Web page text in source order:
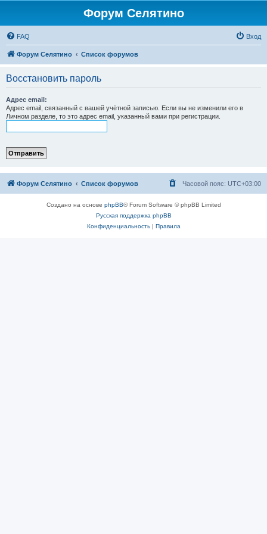
Форум Селятино
FAQ Вход
Форум Селятино Список форумов
Восстановить пароль
Адрес email:
Адрес email, связанный с вашей учётной записью. Если вы не изменили его в
Личном разделе, то это адрес email, указанный вами при регистрации.
Форум Селятино Список форумов Часовой пояс: UTC+03:00
Создано на основе phpBB® Forum Software © phpBB Limited
Русская поддержка phpBB
Конфиденциальность| Правила